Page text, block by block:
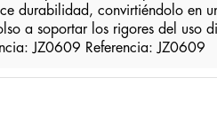
durabilidad, convirtiéndolo en
a soportar los rigores del uso
JZ0609 Referencia: JZ0609